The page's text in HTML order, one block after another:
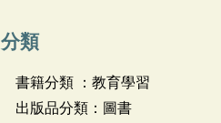
分類
書籍分類 ：教育學習
出版品分類：圖書